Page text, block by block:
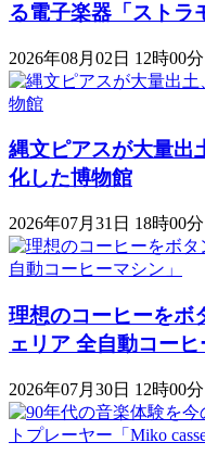
る電子楽器「ストラ
2026年08月02日 12時00分
縄文ピアスが大量出
化した博物館
2026年07月31日 18時00分
理想のコーヒーをボ
ェリア 全自動コーヒ
2026年07月30日 12時00分